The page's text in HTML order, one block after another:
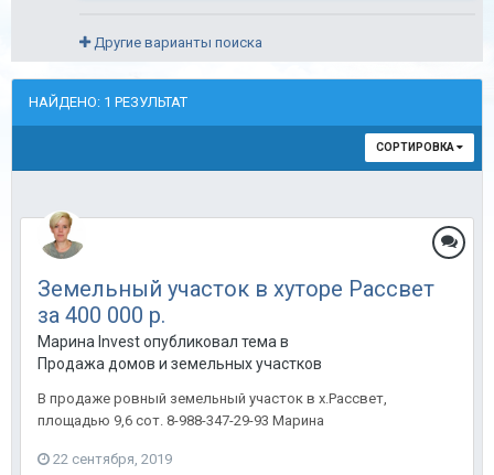
Другие варианты поиска
НАЙДЕНО: 1 РЕЗУЛЬТАТ
СОРТИРОВКА
Земельный участок в хуторе Рассвет
за 400 000 р.
Марина Invest опубликовал тема в
Продажа домов и земельных участков
В продаже ровный земельный участок в х.Рассвет,
площадью 9,6 сот. 8-988-347-29-93 Марина
22 сентября, 2019